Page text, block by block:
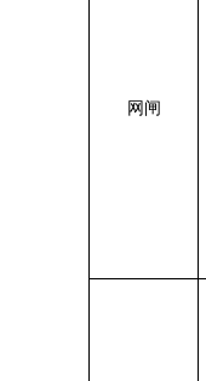
网闸